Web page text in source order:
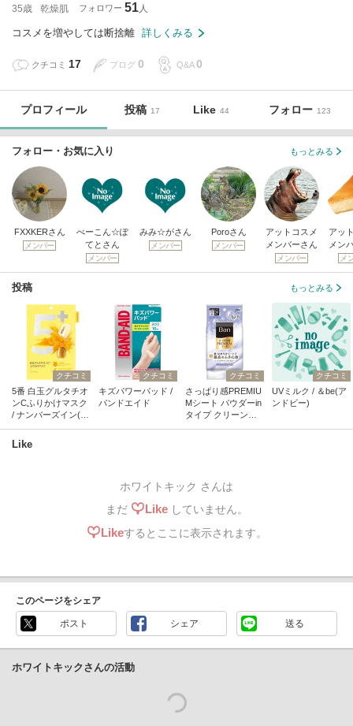
35歳 乾燥肌 フォロワー 51
コスメを増やしては断捨離 詳しくみる
クチコミ 17 ブログ 0 Q&A 0
プロフィール 投稿 17 Like 44 フォロー 123
フォロー・お気に入り もっとみる
FXXKERさん
メンバー
べーこん☆ぽ
てとさん
メンバー
みみ☆がさん
メンバー
Poroさん
メンバー
アットコスメ
メンバーさん
メンバー
アッ
メン
メ
投稿 もっとみる
クチコミ
5番 白玉グルタチオ
ンCふりかけマスク
/ ナンバーズイン(nu
クチコミ
キズパワーパッド /
バンドエイド
クチコミ
さっぱり感PREMIU
Mシート パウダーin
タイプ クリーンソ
クチコミ
UVミルク / ＆be(ア
ンドビー)
Like
ホワイトキック さんは
まだ
Likeしていません。
Likeするとここに表示されます。
このページをシェア
ポスト シェア 送る
ホワイトキックさんの活動